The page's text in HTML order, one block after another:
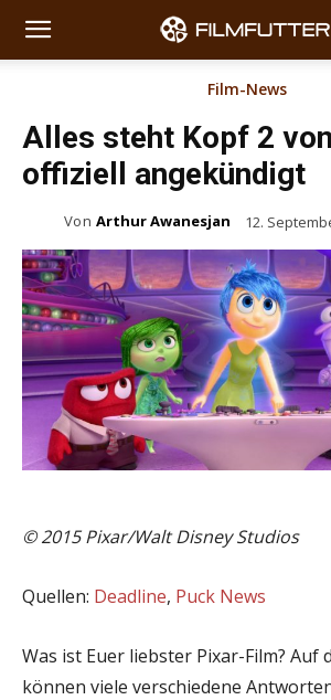
Film-News
Alles steht Kopf 2
offiziell angekündigt
Von Arthur Awanesjan 12.
© 2015 Pixar/Walt Disney Studios
Quellen: Deadline, Puck News
Was ist Euer liebster Pixar-Film? Auf
können viele verschiedene